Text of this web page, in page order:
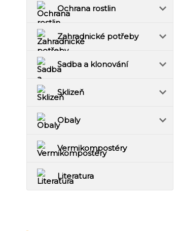
Ochrana rostlin
Zahradnické potřeby
Sadba a klonování
Sklizeň
Obaly
Vermikompostéry
Literatura